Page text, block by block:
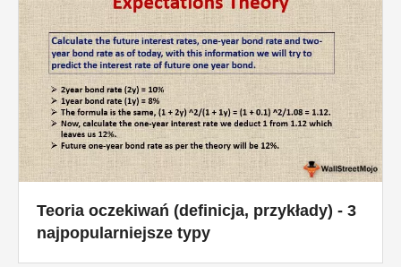
Teoria oczekiwań (definicja, przykłady) - 3
najpopularniejsze typy